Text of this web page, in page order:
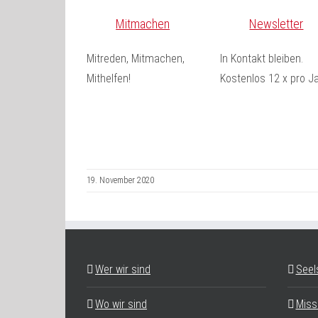
Mitmachen
Mitreden, Mitmachen,
Mithelfen!
Newsletter
In Kontakt bleiben.
Kostenlos 12 x pro
19. November 2020
Wer wir sind
Wo wir sind